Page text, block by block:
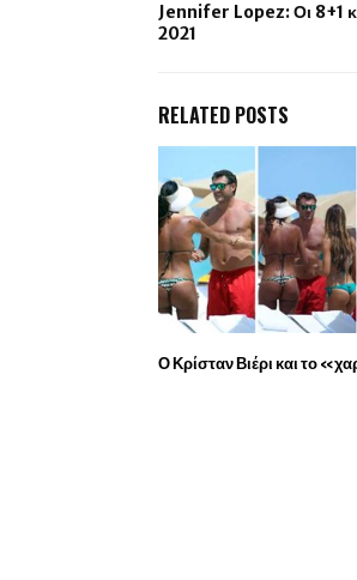
Jennifer Lopez: Οι 8+1
2021
RELATED POSTS
Ο Κρίσταν Βιέρι και το